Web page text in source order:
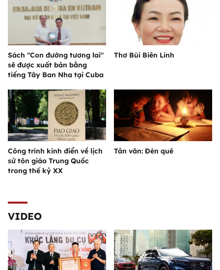
Sách "Con đường tương lai"
sẽ được xuất bản bằng
tiếng Tây Ban Nha tại Cuba
Thơ Bùi Biên Linh
Công trình kinh điển về lịch
sử tôn giáo Trung Quốc
trong thế kỷ XX
Tản văn: Đèn quê
VIDEO